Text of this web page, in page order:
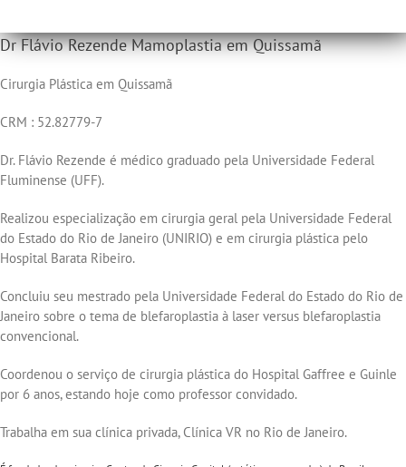
Dr Flávio Rezende Mamoplastia em Quissamã
Cirurgia Plástica em Quissamã
CRM : 52.82779-7
Dr. Flávio Rezende é médico graduado pela Universidade Federal
Fluminense (UFF).
Realizou especialização em cirurgia geral pela Universidade Federal
do Estado do Rio de Janeiro (UNIRIO) e em cirurgia plástica pelo
Hospital Barata Ribeiro.
Concluiu seu mestrado pela Universidade Federal do Estado do Rio de
Janeiro sobre o tema de blefaroplastia à laser versus blefaroplastia
convencional.
Coordenou o serviço de cirurgia plástica do Hospital Gaffree e Guinle
por 6 anos, estando hoje como professor convidado.
Trabalha em sua clínica privada, Clínica VR no Rio de Janeiro.